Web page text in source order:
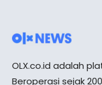
OLX.co.id adalah
Beroperasi sejak